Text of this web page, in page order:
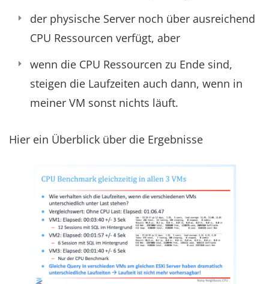
der physische Server noch über ausreichend
CPU Ressourcen verfügt, aber
wenn die CPU Ressourcen zu Ende sind,
steigen die Laufzeiten auch dann, wenn in
meiner VM sonst nichts läuft.
Hier ein Überblick über die Ergebnisse